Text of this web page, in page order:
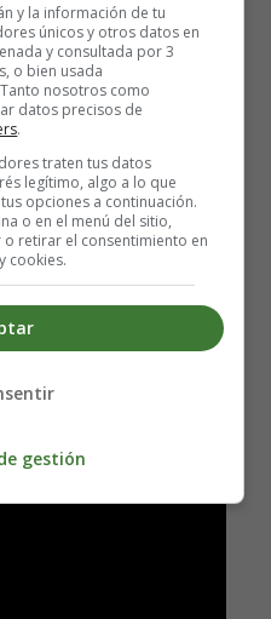
Viola Davis, Ritchie
Wei y Wang Leehom
y Michael Mann
y la información de tu
únicos y otros datos en
y consultada por 3
o bien usada
nosotros como
datos precisos de
.
traten tus datos
legítimo, algo a lo que
opciones a continuación.
o en el menú del sitio,
retirar el consentimiento en
cookies.
gestión